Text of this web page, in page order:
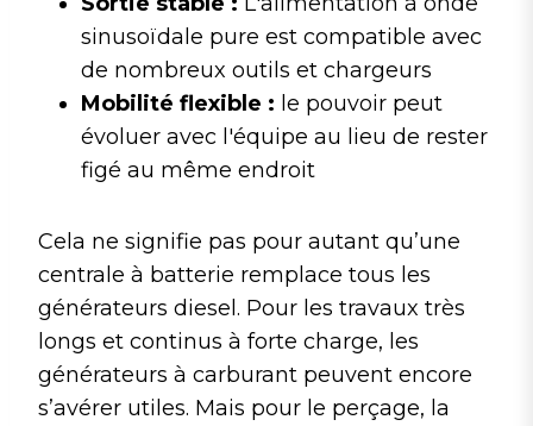
sinusoïdale pure est compatible avec
de nombreux outils et chargeurs
Mobilité flexible : le pouvoir peut
évoluer avec l'équipe au lieu de rester
figé au même endroit
Cela ne signifie pas pour autant qu’une
centrale à batterie remplace tous les
générateurs diesel. Pour les travaux très
longs et continus à forte charge, les
générateurs à carburant peuvent encore
s’avérer utiles. Mais pour le perçage, la